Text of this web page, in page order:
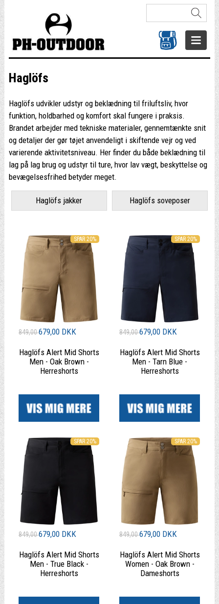
Haglöfs
Haglöfs udvikler udstyr og beklædning til friluftsliv, hvor
funktion, holdbarhed og komfort skal fungere i praksis.
Brandet arbejder med tekniske materialer, gennemtænkte snit
og detaljer der gør tøjet anvendeligt i skiftende vejr og ved
varierende aktivitetsniveau. Her finder du både beklædning til
lag på lag brug og udstyr til ture, hvor lav vægt, beskyttelse og
bevægelsesfrihed betyder meget.
Haglöfs jakker Haglöfs soveposer
SPAR 20%
849,00679,00 DKK
Haglöfs Alert Mid Shorts
Men - Oak Brown -
Herreshorts
SPAR 20%
849,00679,00 DKK
Haglöfs Alert Mid Shorts
Men - Tarn Blue -
Herreshorts
SPAR 20%
849,00679,00 DKK
Haglöfs Alert Mid Shorts
Men - True Black -
Herreshorts
SPAR 20%
849,00679,00 DKK
Haglöfs Alert Mid Shorts
Women - Oak Brown -
Dameshorts